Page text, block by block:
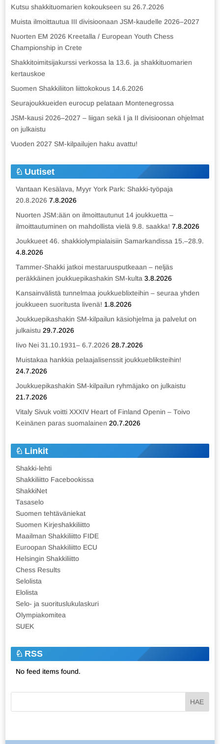
Kutsu shakkituomarien kokoukseen su 26.7.2026
Muista ilmoittautua III divisioonaan JSM-kaudelle 2026–2027
Nuorten EM 2026 Kreetalla / European Youth Chess
Championship in Crete
Shakkitoimitsijakurssi verkossa la 13.6. ja shakkituomarien
kertauskoe
Suomen Shakkiliiton liittokokous 14.6.2026
Seurajoukkueiden eurocup pelataan Montenegrossa
JSM-kausi 2026–2027 – liigan sekä I ja II divisioonan ohjelmat
on julkaistu
Vuoden 2027 SM-kilpailujen haku avattu!
Uutiset
Vantaan Kesälava, Myyr York Park: Shakki-työpaja
20.8.2026 7.8.2026
Nuorten JSM:ään on ilmoittautunut 14 joukkuetta –
ilmoittautuminen on mahdollista vielä 9.8. saakka! 7.8.2026
Joukkueet 46. shakkiolympialaisiin Samarkandissa 15.–28.9.
4.8.2026
Tammer-Shakki jatkoi mestaruusputkeaan – neljäs
peräkkäinen joukkuepikashakin SM-kulta 3.8.2026
Kansainvälistä tunnelmaa joukkueblixteihin – seuraa yhden
joukkueen suoritusta livenä! 1.8.2026
Joukkuepikashakin SM-kilpailun käsiohjelma ja palvelut on
julkaistu 29.7.2026
Iivo Nei 31.10.1931– 6.7.2026 28.7.2026
Muistakaa hankkia pelaajalisenssit joukkuebliksteihin!
24.7.2026
Joukkuepikashakin SM-kilpailun ryhmäjako on julkaistu
21.7.2026
Vitaly Sivuk voitti XXXIV Heart of Finland Openin – Toivo
Keinänen paras suomalainen 20.7.2026
Linkit
Shakki-lehti
Shakkiliitto Facebookissa
ShakkiNet
Tasaselo
Suomen tehtäväniekat
Suomen Kirjeshakkiliitto
Maailman Shakkiliitto FIDE
Euroopan Shakkiliitto ECU
Helsingin Shakkiliitto
Chess Results
Selolista
Elolista
Selo- ja suorituslukulaskuri
Olympiakomitea
SUEK
RSS
No feed items found.